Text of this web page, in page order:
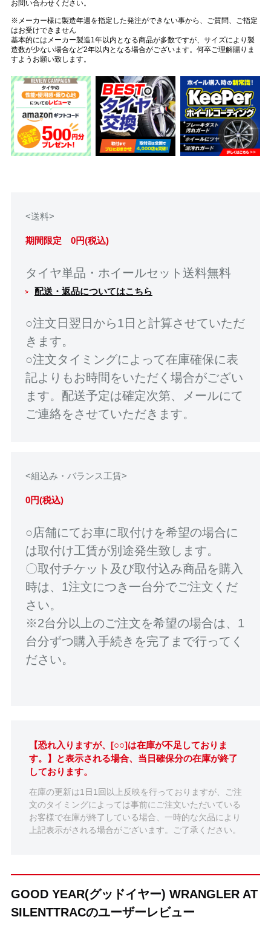
お問い合わせください。
※メーカー様に製造年週を指定した発注ができない事から、ご質問、ご指定
はお受けできません
基本的にはメーカー製造1年以内となる商品が多数ですが、サイズにより製
造数が少ない場合など2年以内となる場合がございます。何卒ご理解賜りま
すようお願い致します。
<送料>
期間限定 0円(税込)
タイヤ単品・ホイールセット送料無料
配送・返品についてはこちら
○注文日翌日から1日と計算させていただ
きます。
○注文タイミングによって在庫確保に表
記よりもお時間をいただく場合がござい
ます。配送予定は確定次第、メールにて
ご連絡をさせていただきます。
<組込み・バランス工賃>
0円(税込)
○店舗にてお車に取付けを希望の場合に
は取付け工賃が別途発生致します。
〇取付チケット及び取付込み商品を購入
時は、1注文につき一台分でご注文くだ
さい。
※2台分以上のご注文を希望の場合は、1
台分ずつ購入手続きを完了まで行ってく
ださい。
【恐れ入りますが、[○○]は在庫が不足しておりま
す。】と表示される場合、当日確保分の在庫が終了
しております。
在庫の更新は1日1回以上反映を行っておりますが、ご注
文のタイミングによっては事前にご注文いただいている
お客様で在庫が終了している場合、一時的な欠品により
上記表示がされる場合がございます。ご了承ください。
GOOD YEAR(グッドイヤー) WRANGLER AT
SILENTTRACのユーザーレビュー